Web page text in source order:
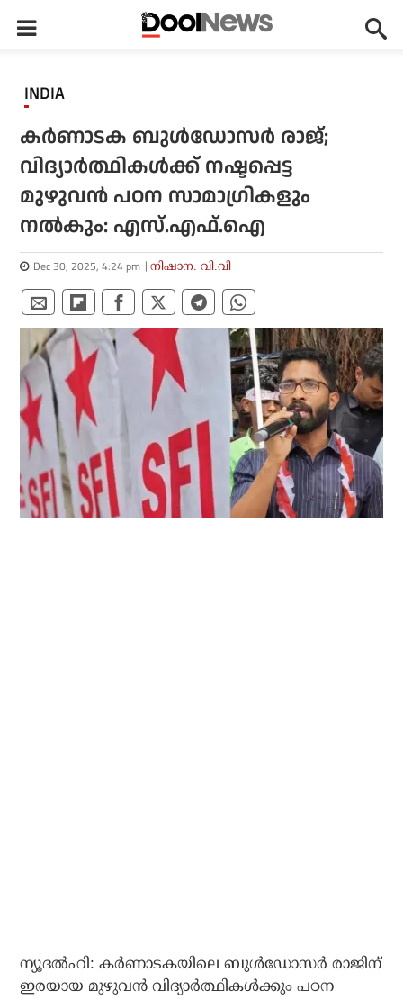
INDIA
കര്‍ണാടക ബുള്‍ഡോസര്‍ രാജ്;
വിദ്യാര്‍ത്ഥികള്‍ക്ക് നഷ്ടപ്പെട്ട
മുഴുവന്‍ പഠന സാമാഗ്രികളും
നല്‍കും: എസ്.എഫ്.ഐ
Dec 30, 2025, 4:24 pm നിഷാന. വി.വി
ന്യൂദല്‍ഹി: കര്‍ണാടകയിലെ ബുള്‍ഡോസര്‍ രാജിന്
ഇരയായ മുഴുവന്‍ വിദ്യാര്‍ത്ഥികള്‍ക്കും പഠന